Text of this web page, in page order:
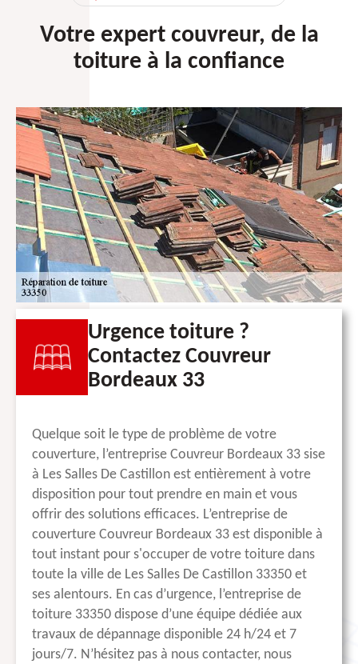
Votre expert couvreur, de la
toiture à la confiance
Urgence toiture ?
Contactez Couvreur
Bordeaux 33
Quelque soit le type de problème de votre
couverture, l’entreprise Couvreur Bordeaux 33 sise
à Les Salles De Castillon est entièrement à votre
disposition pour tout prendre en main et vous
offrir des solutions efficaces. L’entreprise de
couverture Couvreur Bordeaux 33 est disponible à
tout instant pour s'occuper de votre toiture dans
toute la ville de Les Salles De Castillon 33350 et
ses alentours. En cas d’urgence, l’entreprise de
toiture 33350 dispose d’une équipe dédiée aux
travaux de dépannage disponible 24 h/24 et 7
jours/7. N’hésitez pas à nous contacter, nous